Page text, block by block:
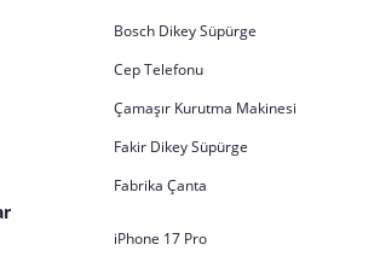
Bosch Dikey Süpürge
Cep Telefonu
Çamaşır Kurutma Makinesi
Fakir Dikey Süpürge
Fabrika Çanta
iPhone 17 Pro